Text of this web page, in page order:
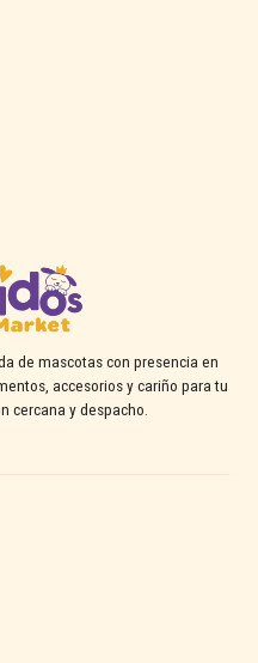
de mascotas con presencia en
accesorios y cariño para tu
cercana y despacho.